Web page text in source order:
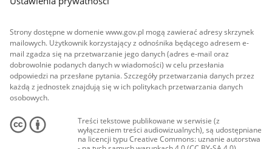
Strony dostępne w domenie www.gov.pl mogą zawierać adresy skrzynek
mailowych. Użytkownik korzystający z odnośnika będącego adresem e-
mail zgadza się na przetwarzanie jego danych (adres e-mail oraz
dobrowolnie podanych danych w wiadomości) w celu przesłania
odpowiedzi na przesłane pytania. Szczegóły przetwarzania danych przez
każdą z jednostek znajdują się w ich politykach przetwarzania danych
osobowych.
Treści tekstowe publikowane w serwisie (z
wyłączeniem treści audiowizualnych), są udostępniane
na licencji typu Creative Commons: uznanie autorstwa